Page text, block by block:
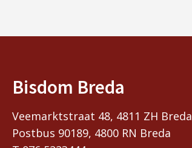
Bisdom Breda
Veemarktstraat 48, 4811 ZH Breda
Postbus 90189, 4800 RN Breda